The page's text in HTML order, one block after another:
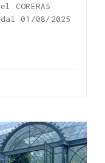
01/08/2025